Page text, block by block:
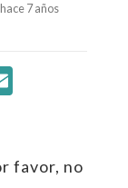
hace 7 años
Email
favor, no